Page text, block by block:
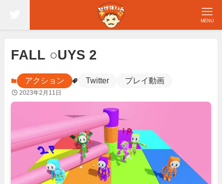
MENU
FALL ○UYS 2
アクション Twitter プレイ動画
2023年2月11日